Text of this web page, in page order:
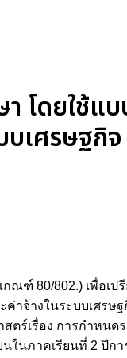
โดยใช้แ
บเศรษฐกิ
ฑ์ 80/802.) เพื่อเป
ค่าจ้างในระบบเศร
ร์เรื่อง การกำหนด
นภาคเรียนที่ 2 ปีกา